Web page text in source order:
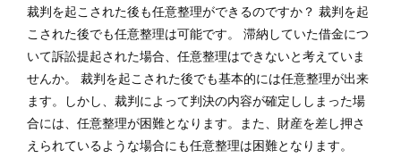
裁判を起こされた後も任意整理ができるのですか？ 裁判を起
こされた後でも任意整理は可能です。 滞納していた借金につ
いて訴訟提起された場合、任意整理はできないと考えていま
せんか。 裁判を起こされた後でも基本的には任意整理が出来
ます。しかし、裁判によって判決の内容が確定ししまった場
合には、任意整理が困難となります。また、財産を差し押さ
えられているような場合にも任意整理は困難となります。